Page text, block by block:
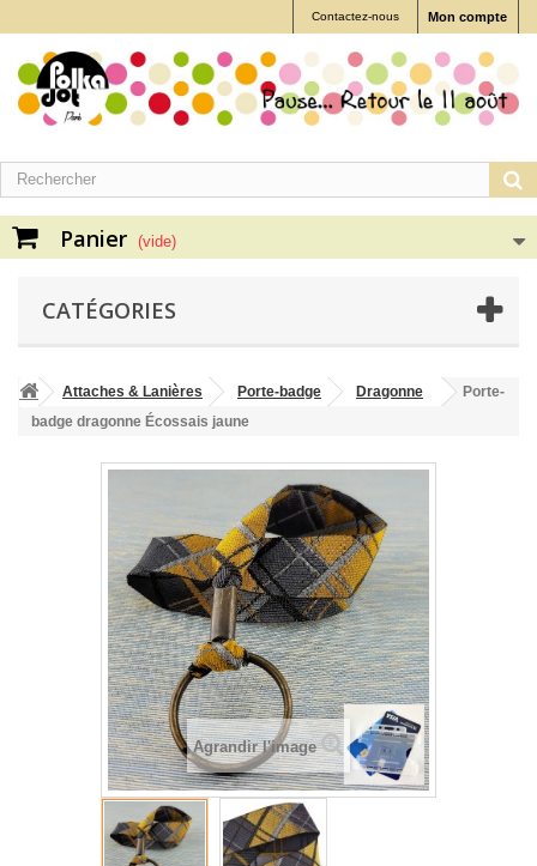
Mon compte
Contactez-nous
Panier (vide)
CATÉGORIES
Attaches & Lanières Porte-badge Dragonne
Porte-
badge dragonne Écossais jaune
Agrandir l'image